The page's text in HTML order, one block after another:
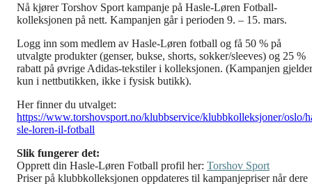
Nå kjører Torshov Sport kampanje på Hasle-Løren Fotball-
kolleksjonen på nett. Kampanjen går i perioden 9. – 15. mars.
Logg inn som medlem av Hasle-Løren fotball og få 50 % på
utvalgte produkter (genser, bukse, shorts, sokker/sleeves) og 25 %
rabatt på øvrige Adidas-tekstiler i kolleksjonen. (Kampanjen gjelder
kun i nettbutikken, ikke i fysisk butikk).
Her finner du utvalget:
https://www.torshovsport.no/klubbservice/klubbkolleksjoner/oslo/
sle-loren-il-fotball
Slik fungerer det:
Opprett din Hasle-Løren Fotball profil her: Torshov Sport
Priser på klubbkolleksjonen oppdateres til kampanjepriser når dere